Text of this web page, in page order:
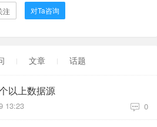
注 对Ta咨询
文章 话题
以上数据源
13:23 0